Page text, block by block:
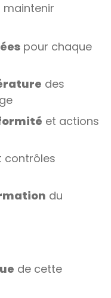
maintenir
pour chaque
des
et actions
contrôles
du
de cette